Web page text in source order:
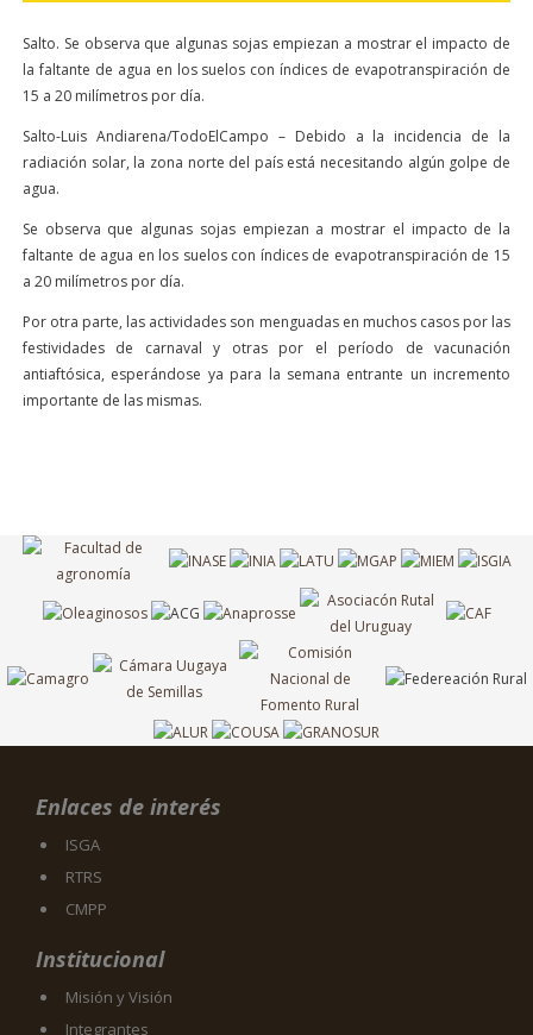
Salto. Se observa que algunas sojas empiezan a mostrar el impacto de
la faltante de agua en los suelos con índices de evapotranspiración de
15 a 20 milímetros por día.
Salto-Luis Andiarena/TodoElCampo – Debido a la incidencia de la
radiación solar, la zona norte del país está necesitando algún golpe de
agua.
Se observa que algunas sojas empiezan a mostrar el impacto de la
faltante de agua en los suelos con índices de evapotranspiración de 15
a 20 milímetros por día.
Por otra parte, las actividades son menguadas en muchos casos por las
festividades de carnaval y otras por el período de vacunación
antiaftósica, esperándose ya para la semana entrante un incremento
importante de las mismas.
Enlaces de interés
ISGA
RTRS
CMPP
Institucional
Misión y Visión
Integrantes